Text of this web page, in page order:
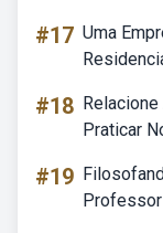
#17 Uma
#18
Praticar
#19